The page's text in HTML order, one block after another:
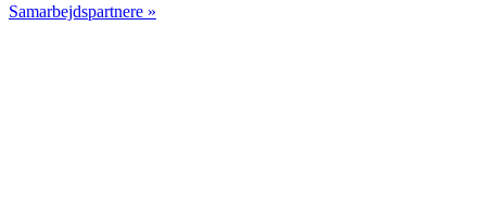
Samarbejdspartnere »